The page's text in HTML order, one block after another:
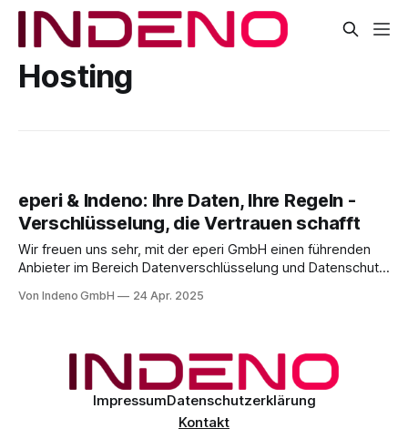
Hosting
eperi & Indeno: Ihre Daten, Ihre Regeln -
Verschlüsselung, die Vertrauen schafft
Wir freuen uns sehr, mit der eperi GmbH einen führenden
Anbieter im Bereich Datenverschlüsselung und Datenschutz
erweitern wir unser Portfolio um die eperi
DACH-Region. Gemeinsam für mehr Sicherheit, Kontrolle
Von Indeno GmbH 24 Apr. 2025
ImpressumDatenschutzerklärung
Kontakt